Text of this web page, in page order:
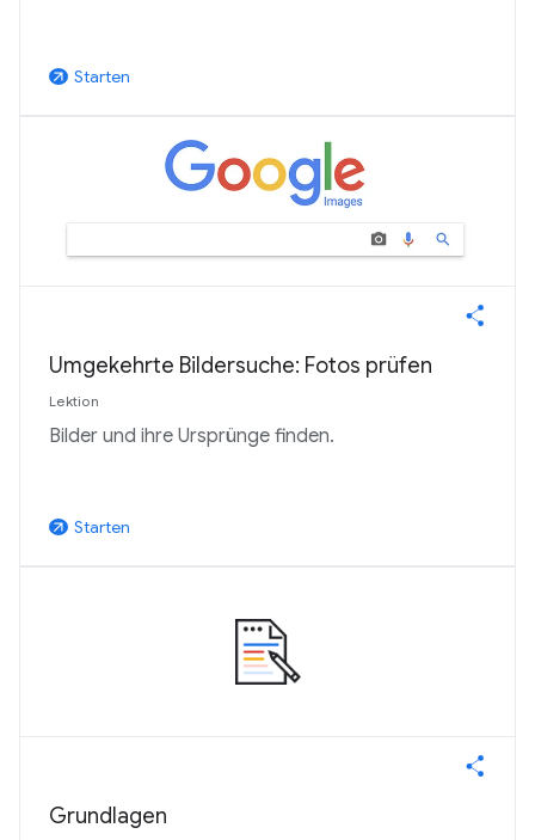
arrow_outward Starten
Umgekehrte Bildersuche: Fotos prüfen
Lektion
Bilder und ihre Ursprünge finden.
arrow_outward Starten
Grundlagen